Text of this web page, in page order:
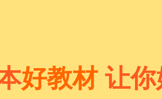
好教材让你